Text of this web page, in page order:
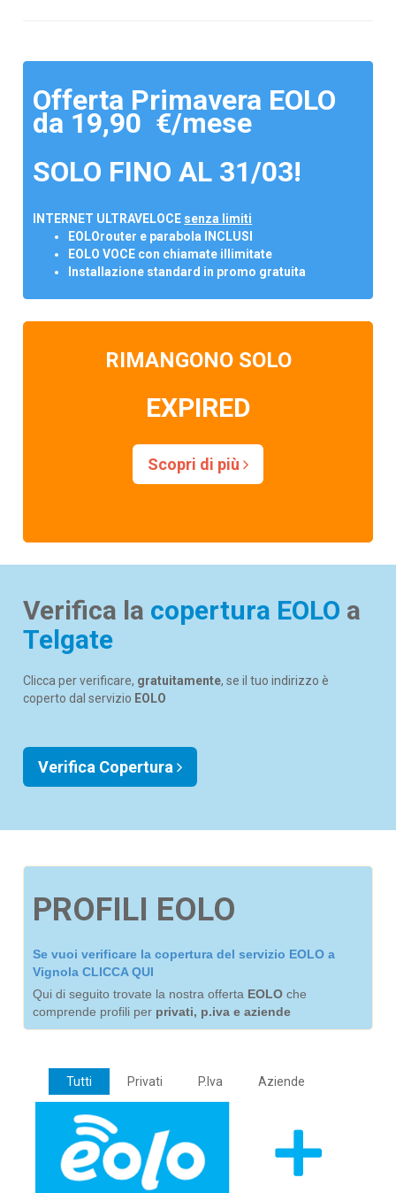
Offerta Primavera EOLO
da 19,90 €/mese
SOLO FINO AL 31/03!
INTERNET ULTRAVELOCE senza limiti
EOLOrouter e parabola INCLUSI
EOLO VOCE con chiamate illimitate
Installazione standard in promo gratuita
RIMANGONO SOLO
EXPIRED
Scopri di più
Verifica la copertura EOLO a
Telgate
Clicca per verificare, gratuitamente, se il tuo indirizzo è
coperto dal servizio EOLO
Verifica Copertura
PROFILI EOLO
Se vuoi verificare la copertura del servizio EOLO a
Vignola CLICCA QUI
Qui di seguito trovate la nostra offerta EOLO che
comprende profili per privati, p.iva e aziende
Tutti Privati P.Iva Aziende